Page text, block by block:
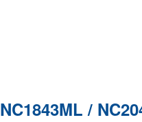
NC1843ML /